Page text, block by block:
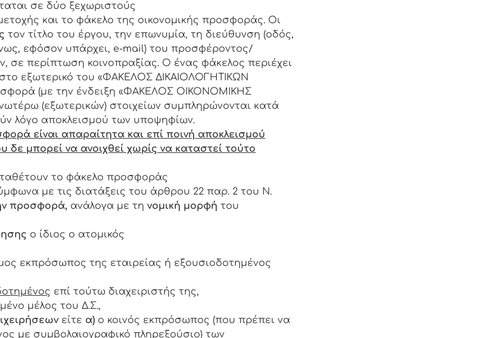
σε δύο ξεχωριστούς
και το φάκελο της οικονομικής προσφοράς. Οι
τον τίτλο του έργου, την επωνυμία, τη διεύθυνση (οδός,
εφόσον υπάρχει, e-mail) του προσφέροντος/
σε περίπτωση κοινοπραξίας. Ο ένας φάκελος περιέχει
εξωτερικό του «ΦΑΚΕΛΟΣ ΔΙΚΑΙΟΛΟΓΗΤΙΚΩΝ
(με την ένδειξη «ΦΑΚΕΛΟΣ ΟΙΚΟΝΟΜΙΚΗΣ
(εξωτερικών) στοιχείων συμπληρώνονται κατά
λόγο αποκλεισμού των υποψηφίων.
είναι απαραίτητα και επί ποινή αποκλεισμού
μπορεί να ανοιχθεί χωρίς να καταστεί τούτο
το φάκελο προσφοράς
με τις διατάξεις του άρθρου 22 παρ. 2 του Ν.
προσφορά, ανάλογα με τη νομική μορφή του
ο ίδιος ο ατομικός
εκπρόσωπος της εταιρείας ή εξουσιοδοτημένος
επί τούτω διαχειριστής της,
μέλος του Δ.Σ.,
είτε α) ο κοινός εκπρόσωπος (που πρέπει να
με συμβολαιογραφικό πληρεξούσιο) των